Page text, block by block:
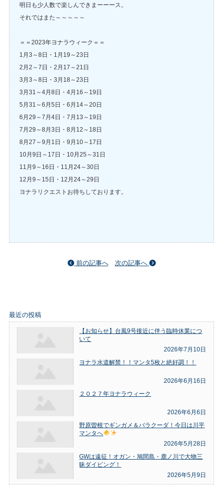
明日も少人数で楽しんできまーーース。
それではまた～～～～～
＝＝2023年ヨナラウィーク＝＝
1月3～8日・1月19～23日
2月2～7日・2月17～21日
3月3～8日・3月18～23日
3月31～4月8日・4月16～19日
5月31～6月5日・6月14～20日
6月29～7月4日・7月13～19日
7月29～8月3日・8月12～18日
8月27～9月1日・9月10～17日
10月9日～17日・10月25～31日
11月9～16日・11月24～30日
12月9～15日・12月24～29日
ヨナラリクエストお待ちしております。
前の記事へ 次の記事へ
最近の投稿
【お知らせ】台風9号接近に伴う臨時休業につ
いて
2026年7月10日
ヨナラ水道解禁！！マンタ5枚と絶好調！！
2026年6月16日
２０２７年ヨナラウィーク
2026年6月6日
野原曽根でギンガメ＆バラクーダ！今日は川平
マンタへ
2026年5月28日
GWは遠征！オガン・鳩間島・鹿ノ川で大物三
昧ダイビング！
2026年5月9日